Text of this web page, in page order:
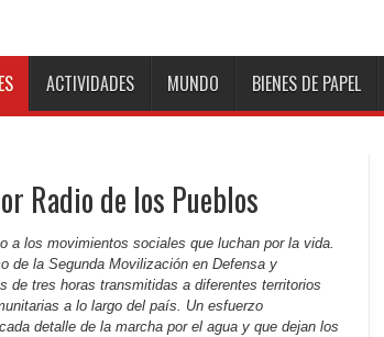
ACTIVIDADES MUNDO BIENES DE PAPEL
Radio de los Pueblos
a los movimientos sociales que luchan por la vida.
de la Segunda Movilización en Defensa y
de tres horas transmitidas a diferentes territorios
a lo largo del país. Un esfuerzo
detalle de la marcha por el agua y que dejan los